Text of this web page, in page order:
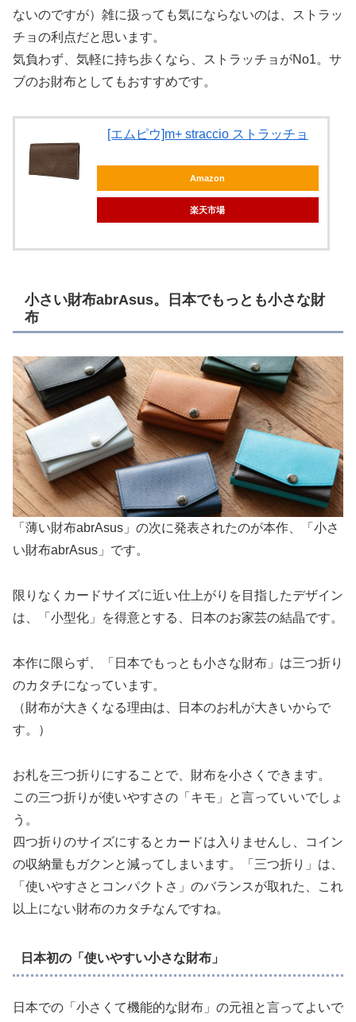
ないのですが）雑に扱っても気にならないのは、ストラッ
チョの利点だと思います。
気負わず、気軽に持ち歩くなら、ストラッチョがNo1。サ
ブのお財布としてもおすすめです。
[エムピウ]m+ straccio ストラッチョ
Amazon
楽天市場
小さい財布abrAsus。日本でもっとも小さな財
布
「薄い財布abrAsus」の次に発表されたのが本作、「小さ
い財布abrAsus」です。
限りなくカードサイズに近い仕上がりを目指したデザイン
は、「小型化」を得意とする、日本のお家芸の結晶です。
本作に限らず、「日本でもっとも小さな財布」は三つ折り
のカタチになっています。
（財布が大きくなる理由は、日本のお札が大きいからで
す。）
お札を三つ折りにすることで、財布を小さくできます。
この三つ折りが使いやすさの「キモ」と言っていいでしょ
う。
四つ折りのサイズにするとカードは入りませんし、コイン
の収納量もガクンと減ってしまいます。「三つ折り」は、
「使いやすさとコンパクトさ」のバランスが取れた、これ
以上にない財布のカタチなんですね。
日本初の「使いやすい小さな財布」
日本での「小さくて機能的な財布」の元祖と言ってよいで